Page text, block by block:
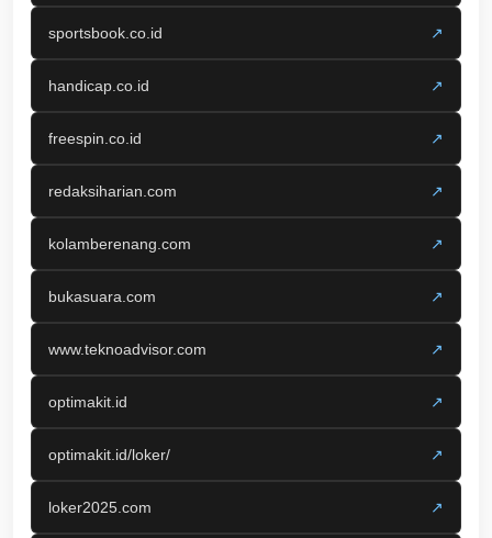
sportsbook.co.id ↗
handicap.co.id ↗
freespin.co.id ↗
redaksiharian.com ↗
kolamberenang.com ↗
bukasuara.com ↗
www.teknoadvisor.com ↗
optimakit.id ↗
optimakit.id/loker/ ↗
loker2025.com ↗